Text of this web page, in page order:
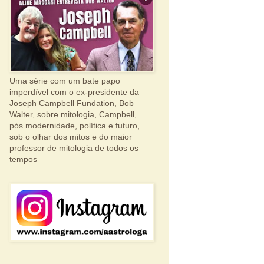
Uma série com um bate papo
imperdível com o ex-presidente da
Joseph Campbell Fundation, Bob
Walter, sobre mitologia, Campbell,
pós modernidade, política e futuro,
sob o olhar dos mitos e do maior
professor de mitologia de todos os
tempos